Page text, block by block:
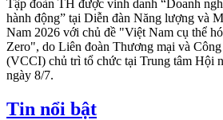
Tập đoàn TH được vinh danh “Doanh
hành động” tại Diễn đàn Năng lượng và
Nam 2026 với chủ đề "Việt Nam cụ thể
Zero", do Liên đoàn Thương mại và
(VCCI) chủ trì tổ chức tại Trung tâm Hội
ngày 8/7.
Tin nổi bật